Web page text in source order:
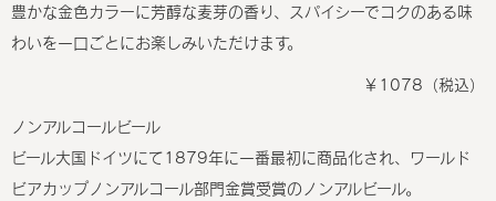
豊かな金色カラーに芳醇な麦芽の香り、スパイシーでコクのある味
わいを一口ごとにお楽しみいただけます。
￥1078（税込）
ノンアルコールビール
ビール大国ドイツにて1879年に一番最初に商品化され、ワールド
ビアカップノンアルコール部門金賞受賞のノンアルビール。